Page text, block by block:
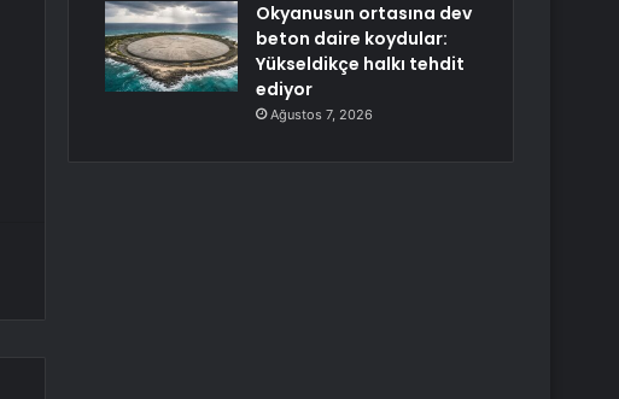
Okyanusun ortasına dev
beton daire koydular:
Yükseldikçe halkı tehdit
ediyor
Ağustos 7, 2026